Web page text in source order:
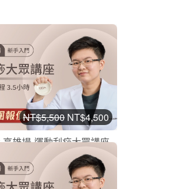
NT$5,500 NT$4,500
雄場-運動刮痧大眾講座...
加入購物車
：2026-08-16